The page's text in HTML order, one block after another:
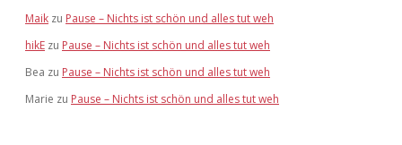
Maik zu Pause – Nichts ist schön und alles tut weh
hikE zu Pause – Nichts ist schön und alles tut weh
Bea zu Pause – Nichts ist schön und alles tut weh
Marie zu Pause – Nichts ist schön und alles tut weh